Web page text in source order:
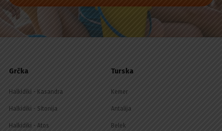
Grčka
Halkidiki - Kasandra
Halkidiki - Sitonija
Halkidiki - Atos
Turska
Kemer
Antalija
Belek